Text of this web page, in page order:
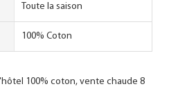
Toute la saison
100% Coton